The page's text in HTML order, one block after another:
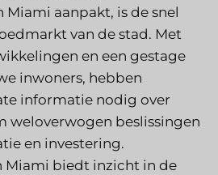
aanpakt, is de snel
van de stad. Met
en een gestage
inwoners, hebben
informatie nodig over
weloverwogen beslissingen
en investering.
Miami biedt inzicht in de